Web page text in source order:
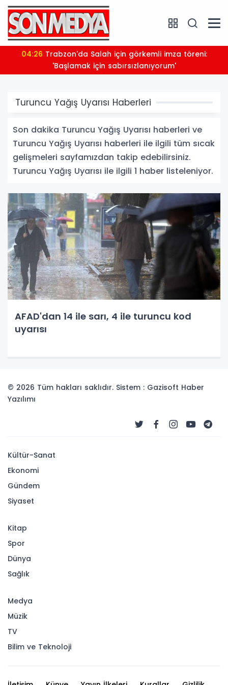
04:26
'Başlamak için sabırsızlanıyorum'
Turuncu Yağış Uyarısı Haberleri
Son dakika Turuncu Yağış Uyarısı haberleri ve
Turuncu Yağış Uyarısı haberleri ile ilgili tüm sıcak
gelişmeleri sayfamızdan takip edebilirsiniz.
Turuncu Yağış Uyarısı ile ilgili 1 haber listeleniyor.
AFAD'dan 14 ile sarı, 4 ile turuncu kod
uyarısı
© 2026 Tüm hakları saklıdır. Sistem : Gazisoft Haber
Yazılımı
Kültür-Sanat
Ekonomi
Gündem
Siyaset
Kitap
Spor
Dünya
Sağlık
Medya
Müzik
TV
Bilim ve Teknoloji